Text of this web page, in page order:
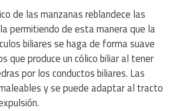
de las manzanas reblandece las
permitiendo de esta manera que la
biliares se haga de forma suave
que produce un cólico biliar al tener
por los conductos biliares. Las
y se puede adaptar al tracto